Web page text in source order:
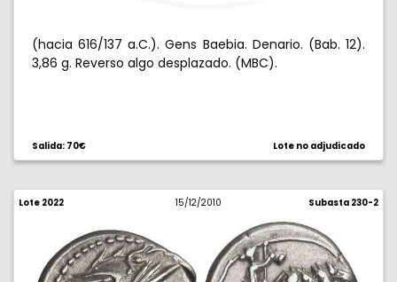
(hacia 616/137 a.C.). Gens Baebia. Denario. (Bab. 12).
3,86 g. Reverso algo desplazado. (MBC).
Salida: 70€ Lote no adjudicado
Lote 2022 15/12/2010 Subasta 230-2